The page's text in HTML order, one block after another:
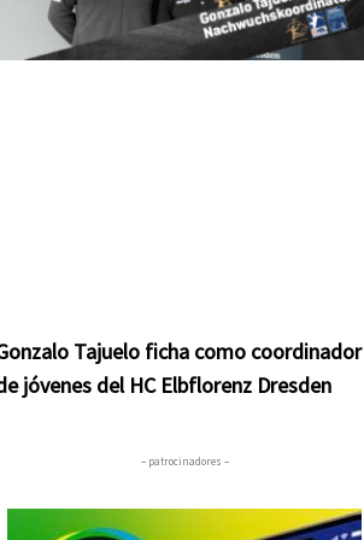
Tajuelo ficha como coordinador
jóvenes del HC Elbflorenz Dresden
– patrocinadores –